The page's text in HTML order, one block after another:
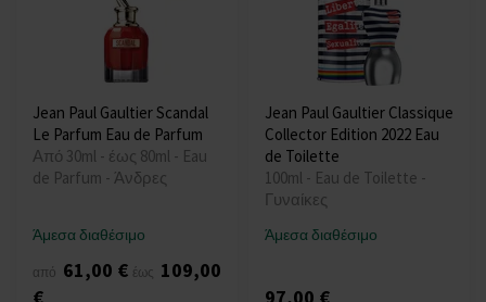
Jean Paul Gaultier Scandal
Le Parfum Eau de Parfum
Από 30ml - έως 80ml - Eau
de Parfum - Άνδρες
Άμεσα διαθέσιμο
από 61,00 € έως 109,00
Jean Paul Gaultier Classique
Collector Edition 2022 Eau
de Toilette
100ml - Eau de Toilette -
Γυναίκες
Άμεσα διαθέσιμο